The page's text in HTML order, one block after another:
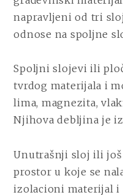
napravljeni od tri
odnose na spoljne
Spoljni slojevi ili
tvrdog materijala i
lima, magnezita,
Njihova debljina je
Unutrašnji sloj ili još
prostor u koje se
izolacioni materijal i